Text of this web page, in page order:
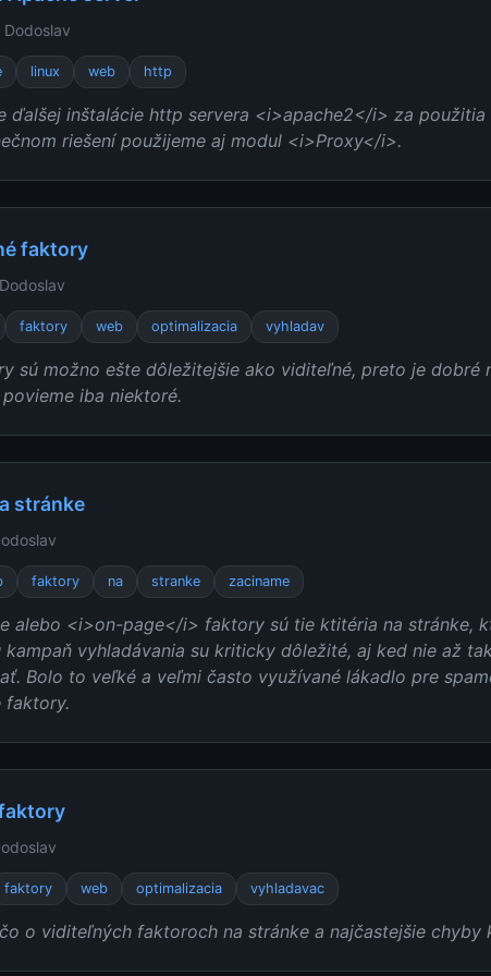
Dodoslav
linux web http
ďalšej inštalácie http servera <i>apache2</i> za
riešení použijeme aj modul <i>Proxy</i>.
faktory
faktory web optimalizacia vyhladav
sú možno ešte dôležitejšie ako viditeľné, preto je dobré
iba niektoré.
stránke
faktory na stranke zaciname
alebo <i>on-page</i> faktory sú tie ktitéria na stránke,
kampaň vyhladávania su kriticky dôležité, aj ked nie až
Bolo to veľké a veľmi často využívané lákadlo pre
faktory.
faktory web optimalizacia vyhladavac
o viditeľných faktoroch na stránke a najčastejšie